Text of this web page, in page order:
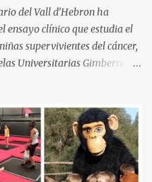
del Vall d’Hebron ha
ensayo clínico que estudia el
supervivientes del cáncer,
Universitarias Gimbernat,
de la Fundación RCPB; la Dra.
Pediátrica del
del grupo de Investigación
y la Adolescencia del Vall